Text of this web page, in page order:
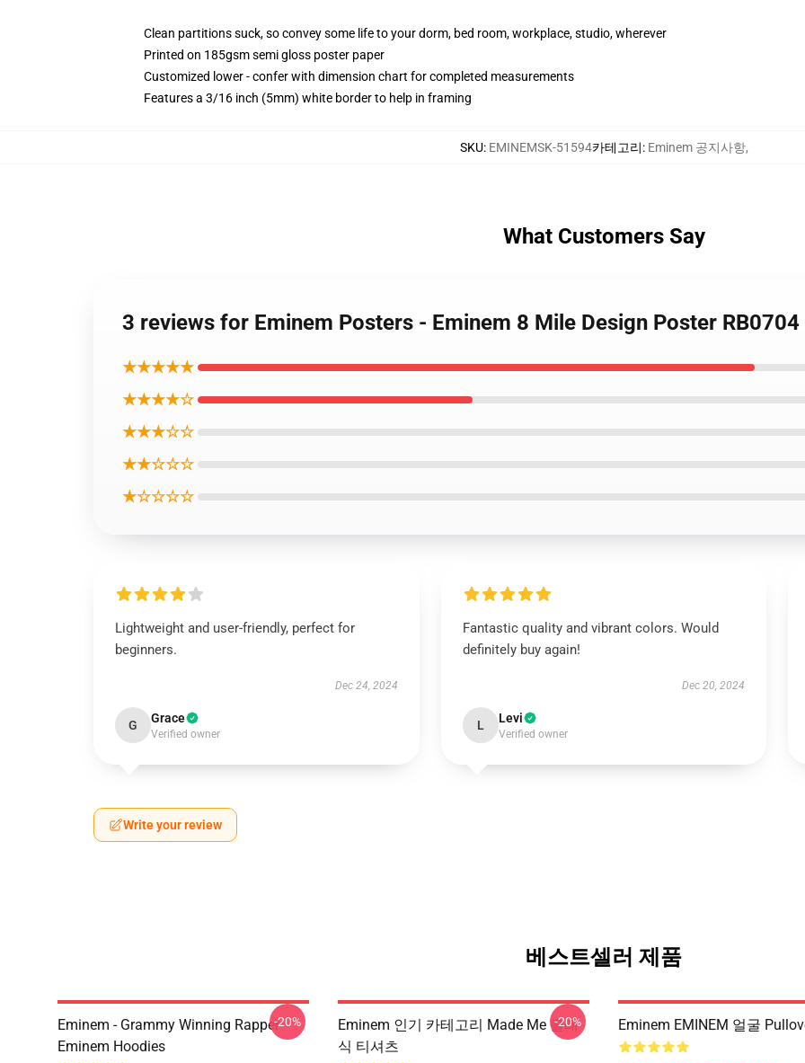
Clean partitions suck, so convey some life to your dorm, bed room, workplace, studio, wherever
Printed on 185gsm semi gloss poster paper
Customized lower - confer with dimension chart for completed measurements
Features a 3/16 inch (5mm) white border to help in framing
SKU: EMINEMSK-51594카테고리: Eminem 공지사항,
What Customers Say
3 reviews for Eminem Posters - Eminem 8 Mile Design Poster RB0704
★★★★★
★★★★☆
★★★☆☆
★★☆☆☆
★☆☆☆☆
Lightweight and user-friendly, perfect for
beginners.
Dec 24, 2024
G Grace
Verified owner
Fantastic quality and vibrant colors. Would
definitely buy again!
Dec 20, 2024
L Levi
Verified owner
Write your review
베스트셀러 제품
Eminem - Grammy Winning Rapper
Eminem Hoodies
-20%
Eminem 인기 카테고리 Made Me 클래
식 티셔츠
-20% Eminem EMINEM 얼굴